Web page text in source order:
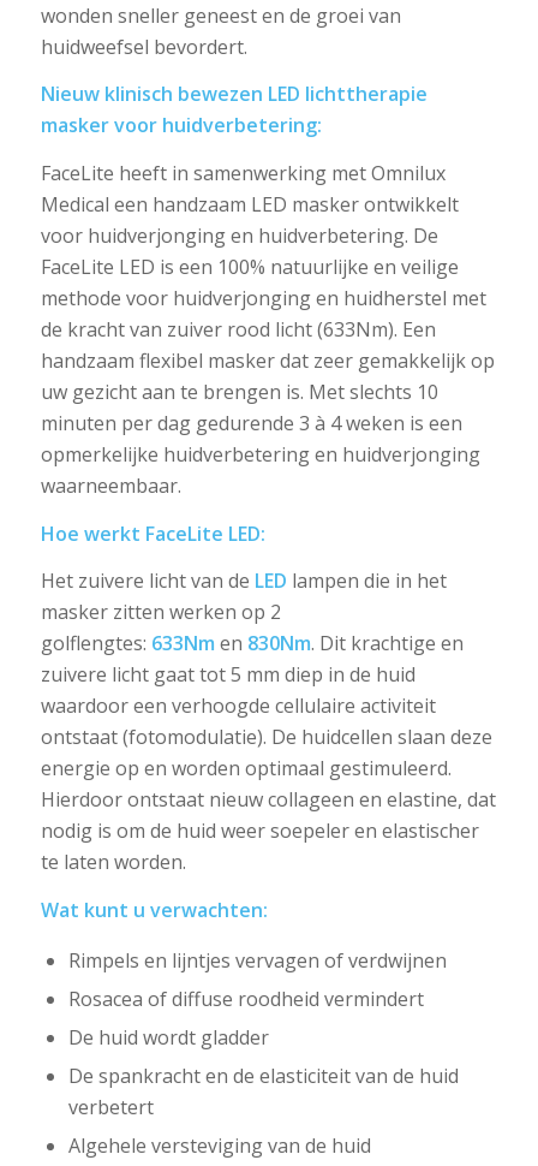
wonden sneller geneest en de groei van
huidweefsel bevordert.
Nieuw klinisch bewezen LED lichttherapie
masker voor huidverbetering:
FaceLite heeft in samenwerking met Omnilux
Medical een handzaam LED masker ontwikkelt
voor huidverjonging en huidverbetering. De
FaceLite LED is een 100% natuurlijke en veilige
methode voor huidverjonging en huidherstel met
de kracht van zuiver rood licht (633Nm). Een
handzaam flexibel masker dat zeer gemakkelijk op
uw gezicht aan te brengen is. Met slechts 10
minuten per dag gedurende 3 à 4 weken is een
opmerkelijke huidverbetering en huidverjonging
waarneembaar.
Hoe werkt FaceLite LED:
Het zuivere licht van de LED lampen die in het
masker zitten werken op 2
golflengtes: 633Nm en 830Nm. Dit krachtige en
zuivere licht gaat tot 5 mm diep in de huid
waardoor een verhoogde cellulaire activiteit
ontstaat (fotomodulatie). De huidcellen slaan deze
energie op en worden optimaal gestimuleerd.
Hierdoor ontstaat nieuw collageen en elastine, dat
nodig is om de huid weer soepeler en elastischer
te laten worden.
Wat kunt u verwachten:
Rimpels en lijntjes vervagen of verdwijnen
Rosacea of diffuse roodheid vermindert
De huid wordt gladder
De spankracht en de elasticiteit van de huid
verbetert
Algehele versteviging van de huid